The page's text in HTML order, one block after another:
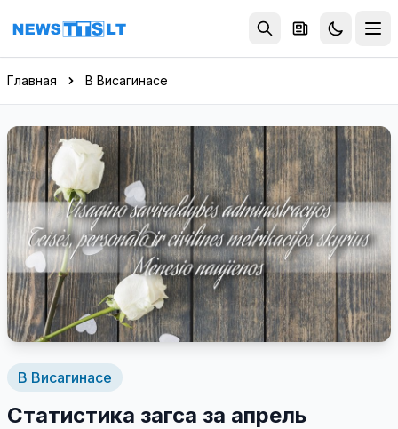
Перейти к содержимому
Главная В Висагинасе
В Висагинасе
Статистика загса за апрель